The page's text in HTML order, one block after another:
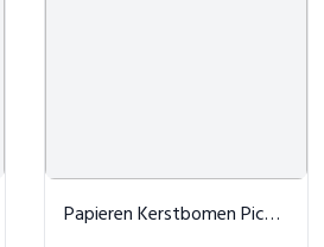
Papieren Kerstbomen Picea Antraciet (Set van 2)